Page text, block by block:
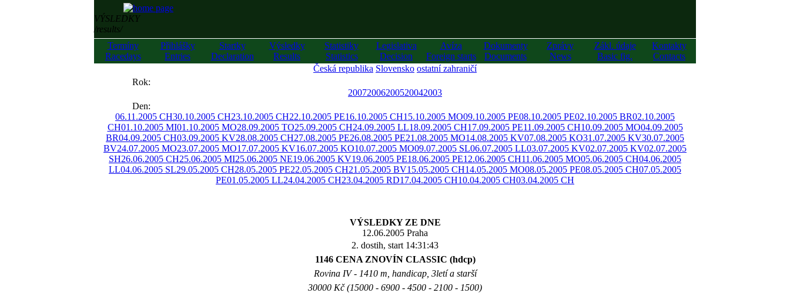
VÝSLEDKY
/results/
Termíny
Racedays
Přihlášky
Entries
Startky
Declaration
Výsledky
Results
Statistiky
Statistics
Legislativa
Decision
Avíza
Foreign starts
Dokumenty
Documents
Zprávy
News
Zákl. údaje
Basic fig.
Kontakty
Contacts
Česká republika Slovensko ostatní zahraničí
Rok:
20072006200520042003
Den:
06.11.2005 CH30.10.2005 CH23.10.2005 CH22.10.2005 PE16.10.2005 CH15.10.2005 MO09.10.2005 PE08.10.2005 PE02.10.2005 BR02.10.2005
CH01.10.2005 MI01.10.2005 MO28.09.2005 TO25.09.2005 CH24.09.2005 LL18.09.2005 CH17.09.2005 PE11.09.2005 CH10.09.2005 MO04.09.2005
BR04.09.2005 CH03.09.2005 KV28.08.2005 CH27.08.2005 PE26.08.2005 PE21.08.2005 MO14.08.2005 KV07.08.2005 KO31.07.2005 KV30.07.2005
BV24.07.2005 MO23.07.2005 MO17.07.2005 KV16.07.2005 KO10.07.2005 MO09.07.2005 SL06.07.2005 LL03.07.2005 KV02.07.2005 KV02.07.2005
SH26.06.2005 CH25.06.2005 MI25.06.2005 NE19.06.2005 KV19.06.2005 PE18.06.2005 PE12.06.2005 CH11.06.2005 MO05.06.2005 CH04.06.2005
LL04.06.2005 SL29.05.2005 CH28.05.2005 PE22.05.2005 CH21.05.2005 BV15.05.2005 CH14.05.2005 MO08.05.2005 PE08.05.2005 CH07.05.2005
PE01.05.2005 LL24.04.2005 CH23.04.2005 RD17.04.2005 CH10.04.2005 CH03.04.2005 CH
VÝSLEDKY ZE DNE
12.06.2005 Praha
2. dostih, start 14:31:43
1146 CENA ZNOVÍN CLASSIC (hdcp)
Rovina IV - 1410 m, handicap, 3letí a starší
30000 Kč (15000 - 6900 - 4500 - 2100 - 1500)